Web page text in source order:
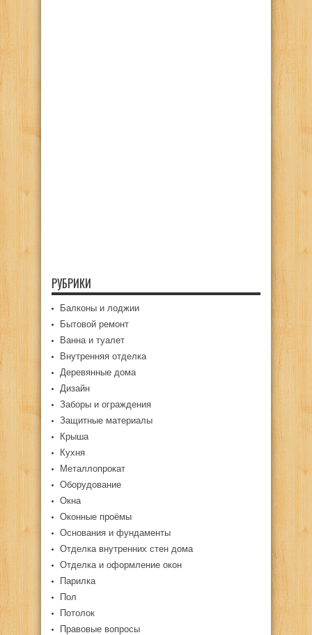
РУБРИКИ
Балконы и лоджии
Бытовой ремонт
Ванна и туалет
Внутренняя отделка
Деревянные дома
Дизайн
Заборы и ограждения
Защитные материалы
Крыша
Кухня
Металлопрокат
Оборудование
Окна
Оконные проёмы
Основания и фундаменты
Отделка внутренних стен дома
Отделка и оформление окон
Парилка
Пол
Потолок
Правовые вопросы